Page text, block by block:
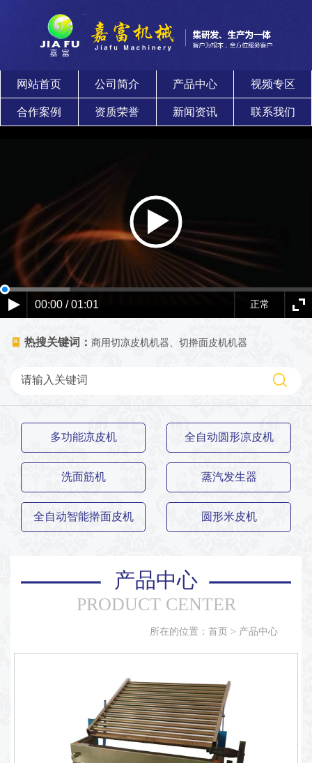
网站首页 公司简介 产品中心 视频专区
合作案例 资质荣誉 新闻资讯 联系我们
00:00 / 01:01 正常
热搜关键词： 商用切凉皮机机器、切擀面皮机机器
多功能凉皮机 全自动圆形凉皮机
洗面筋机 蒸汽发生器
全自动智能擀面皮机 圆形米皮机
产品中心
PRODUCT CENTER
所在的位置： 首页 > 产品中心